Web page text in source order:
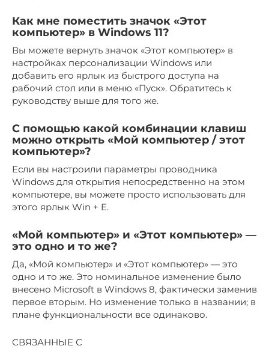
Как мне поместить значок «Этот
компьютер» в Windows 11?
Вы можете вернуть значок «Этот компьютер» в
настройках персонализации Windows или
добавить его ярлык из быстрого доступа на
рабочий стол или в меню «Пуск». Обратитесь к
руководству выше для того же.
С помощью какой комбинации клавиш
можно открыть «Мой компьютер / этот
компьютер»?
Если вы настроили параметры проводника
Windows для открытия непосредственно на этом
компьютере, вы можете просто использовать для
этого ярлык Win + E.
«Мой компьютер» и «Этот компьютер» —
это одно и то же?
Да, «Мой компьютер» и «Этот компьютер» — это
одно и то же. Это номинальное изменение было
внесено Microsoft в Windows 8, фактически заменив
первое вторым. Но изменение только в названии; в
плане функциональности все одинаково.
СВЯЗАННЫЕ С